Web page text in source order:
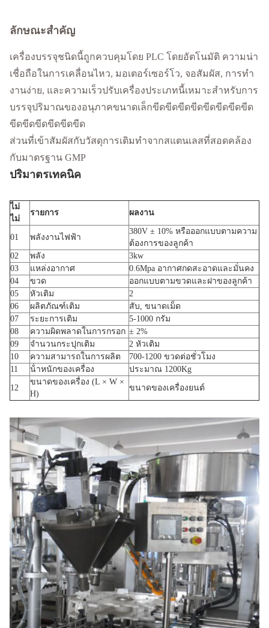
ลักษณะสําคัญ
เครื่องบรรจุชนิดนี้ถูกควบคุมโดย PLC โดยอัตโนมัติ ความน่า
เชื่อถือในการเคลื่อนไหว, มอเตอร์เซอร์โว, จอสัมผัส, การทํา
งานง่าย, และความเร็วปรับเครื่องประเภทนี้เหมาะสําหรับการ
บรรจุปริมาณของอนุภาคขนาดเล็กขีดขีดขีดขีดขีดขีดขีดขีด
ขีดขีดขีดขีดขีดขีด
ส่วนที่เข้าสัมผัสกับวัสดุการเติมทําจากสแตนเลสที่สอดคล้อง
กับมาตรฐาน GMP
ปริมาตรเทคนิค
ไม่
ไม่
รายการ ผลงาน
01 พลังงานไฟฟ้า
380V ± 10% หรือออกแบบตามความ
ต้องการของลูกค้า
02
พลัง
3kw
03
แหล่งอากาศ
0.6Mpa อากาศกดสะอาดและมั่นคง
04
ขวด
ออกแบบตามขวดและฝาของลูกค้า
05
หัวเติม
2
06
ผลิตภัณฑ์เติม
สับ, ขนาดเม็ด
07
ระยะการเติม
5-1000 กรัม
08
ความผิดพลาดในการกรอก ± 2%
09
จํานวนกระปุกเติม
2 หัวเติม
10
ความสามารถในการผลิต
700-1200 ขวดต่อชั่วโมง
11
น้ําหนักของเครื่อง ประมาณ 1200Kg
12
ขนาดของเครื่อง (L × W ×
H)
ขนาดของเครื่องยนต์